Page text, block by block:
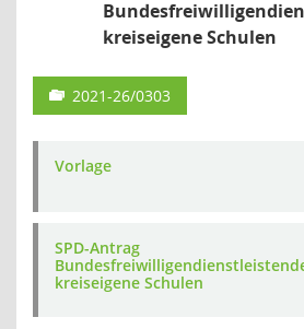
kreiseigene Schulen
2021-26/0303
Vorlage
SPD-Antrag
kreiseigene Schulen